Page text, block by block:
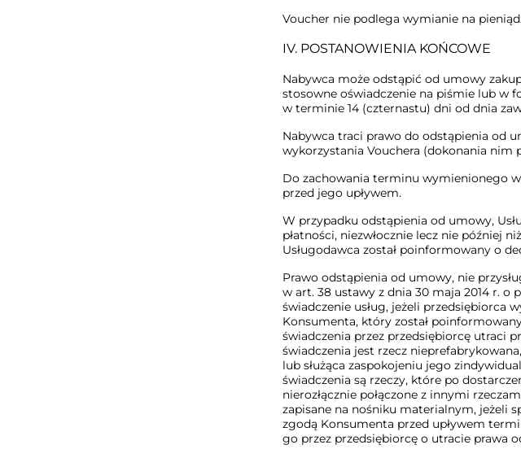
Voucher nie podlega wymianie na
IV. POSTANOWIENIA KOŃCOWE
Nabywca może odstąpić od umowy
stosowne oświadczenie na piśmie lub w
w terminie 14 (czternastu) dni od dnia
Nabywca traci prawo do odstąpienia od
wykorzystania Vouchera (dokonania nim
Do zachowania terminu wymienionego
przed jego upływem.
W przypadku odstąpienia od umowy,
płatności, niezwłocznie lecz nie później
Usługodawca został poinformowany o
Prawo odstąpienia od umowy, nie
w art. 38 ustawy z dnia 30 maja 2014 r.
świadczenie usług, jeżeli przedsiębiorca
Konsumenta, który został
świadczenia przez przedsiębiorcę utraci
świadczenia jest rzecz
lub służąca zaspokojeniu jego
świadczenia są rzeczy, które po
nierozłącznie połączone z innymi
zapisane na nośniku materialnym, jeżeli
zgodą Konsumenta przed upływem
go przez przedsiębiorcę o utracie prawa